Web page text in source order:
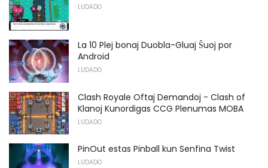
LUDADO
La 10 Plej bonaj Duobla-Gluaj Ŝuoj por
Android
LUDADO
Clash Royale Oftaj Demandoj - Clash of
Klanoj Kunordigas CCG Plenumas MOBA
LUDADO
PinOut estas Pinball kun Senfina Twist
LUDADO